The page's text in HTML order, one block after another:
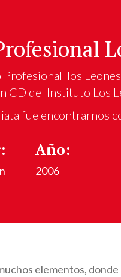
los
CD del Instituto Los
fue encontrarnos
Año:
2006
elementos,